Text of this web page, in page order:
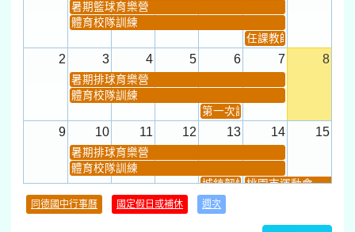
防災演練工作分配及
31 1 2 3
本週_健康檢查週各班器材負責人訓練
發放班級書箱及晨讀...
技藝教育學程說明會...
12:30幹部訓練七年級新生健檢
桃園市語
本週_圖書館開放借...
開學日
本週_新書展
暑期籃球育樂營
體育校隊訓練
任課教師抽籤
2 3 4 5 6 7 8
暑期排球育樂營
體育校隊訓練
第一次課發會 (12:30~)
9 10 11 12 13 14 15
暑期排球育樂營
體育校隊訓練
城鎮韌性(防空)演習
桃園市運動會
同德國中行事曆 國定假日或補休 週次